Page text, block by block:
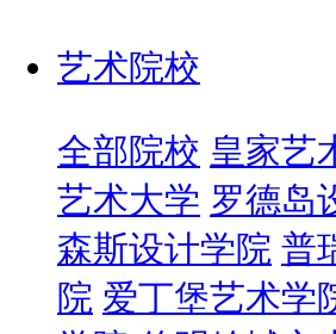
艺术院校
全部院校 皇家艺
艺术大学 罗德岛
森斯设计学院 普
院 爱丁堡艺术学